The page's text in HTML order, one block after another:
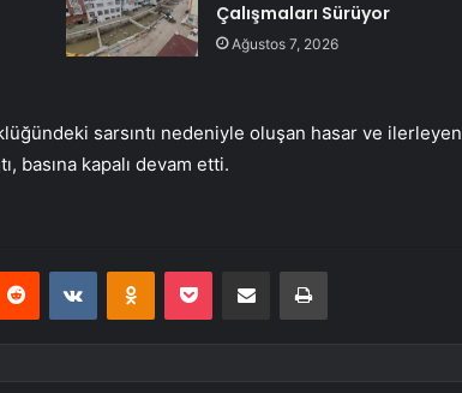
Çalışmaları Sürüyor
Ağustos 7, 2026
sarsıntı nedeniyle oluşan hasar ve ilerleyen
basına kapalı devam etti.
Reddit VKontakteOdnoklassniki
Pocket E-Posta ile paylaş Yazdır